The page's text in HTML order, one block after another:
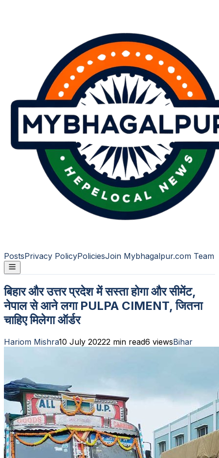
PostsPrivacy PolicyPoliciesJoin Mybhagalpur.com Team
बिहार और उत्तर प्रदेश में सस्ता होगा और सीमेंट,
नेपाल से आने लगा PULPA CIMENT, जितना
चाहिए मिलेगा ऑर्डर
Hariom Mishra10 July 20222 min read6 viewsBihar